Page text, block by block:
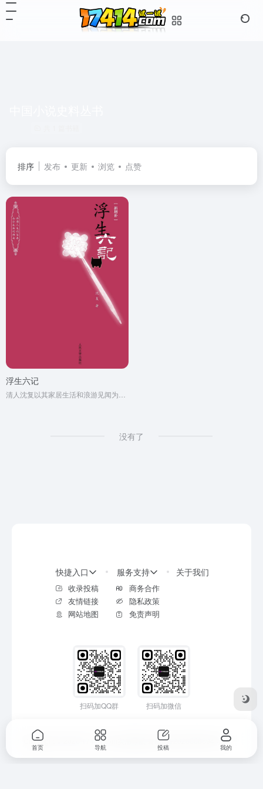
排序 发布 更新 浏览 点赞
浮生六记
没有了
快捷入口
收录投稿
友情链接
网站地图
服务支持
商务合作
隐私政策
免责声明
关于我们
扫码加QQ群 扫码加微信
Copyright © 2026 17414.com实用导航 鲁ICP备2026008594号-2
首页 导航 投稿 我的